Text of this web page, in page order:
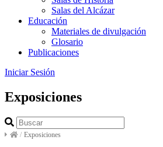
Salas del Alcázar
Educación
Materiales de divulgación
Glosario
Publicaciones
Iniciar Sesión
Exposiciones
/ Exposiciones